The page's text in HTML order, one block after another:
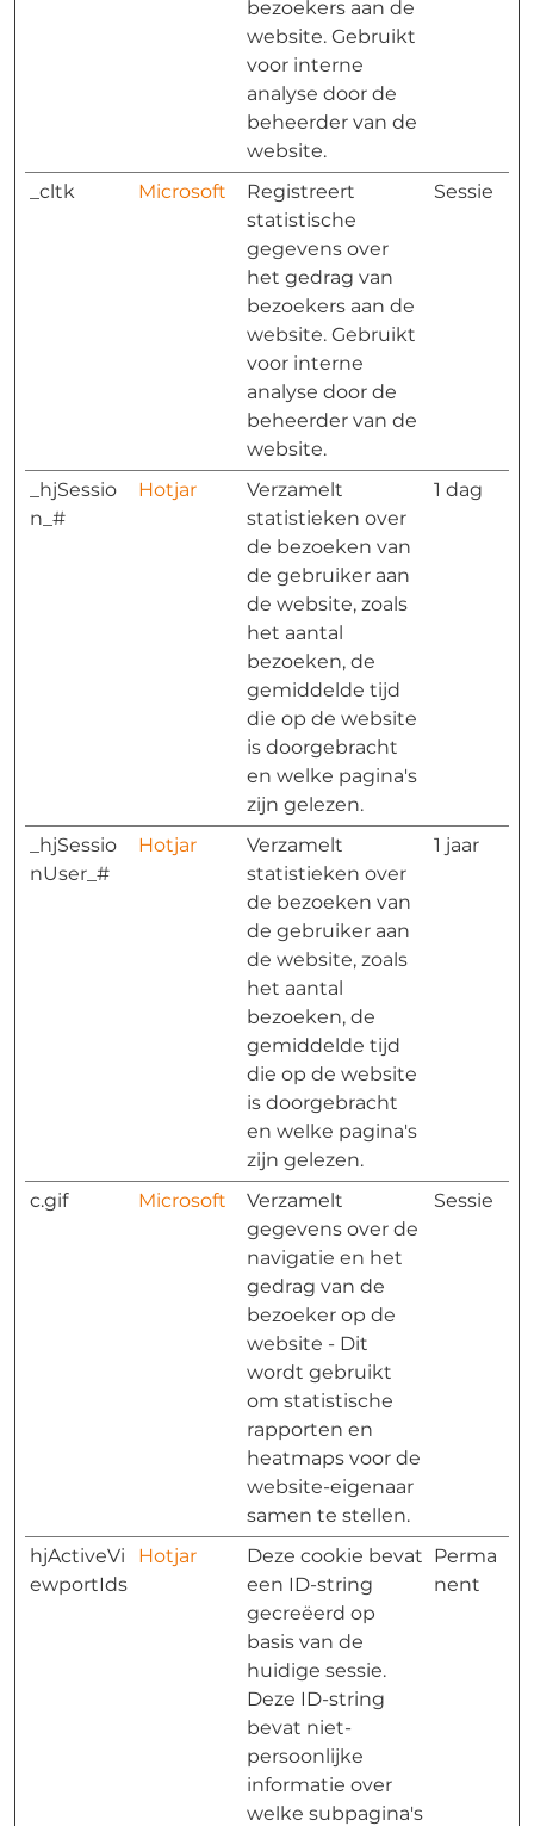
bezoekers aan de
website. Gebruikt
voor interne
analyse door de
beheerder van de
website.
_cltk
Microsoft
Registreert
statistische
gegevens over
het gedrag van
bezoekers aan de
website. Gebruikt
voor interne
analyse door de
beheerder van de
website.
Sessie
_hjSessio
n_#
Hotjar
Verzamelt
statistieken over
de bezoeken van
de gebruiker aan
de website, zoals
het aantal
bezoeken, de
gemiddelde tijd
die op de website
is doorgebracht
en welke pagina's
zijn gelezen.
1 dag
_hjSessio
nUser_#
Hotjar
Verzamelt
statistieken over
de bezoeken van
de gebruiker aan
de website, zoals
het aantal
bezoeken, de
gemiddelde tijd
die op de website
is doorgebracht
en welke pagina's
zijn gelezen.
1 jaar
c.gif Microsoft
Verzamelt
gegevens over de
navigatie en het
gedrag van de
bezoeker op de
website - Dit
wordt gebruikt
om statistische
rapporten en
heatmaps voor de
website-eigenaar
samen te stellen.
Sessie
hjActiveVi
ewportIds
Hotjar
Deze cookie bevat
een ID-string
gecreëerd op
basis van de
huidige sessie.
Deze ID-string
bevat niet-
persoonlijke
informatie over
welke subpagina's
Perma
nent